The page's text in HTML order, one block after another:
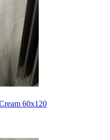
60х120